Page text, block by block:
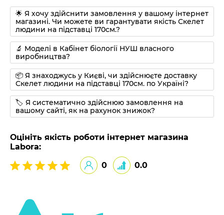
🌟 Я хочу здійснити замовлення у вашому інтернет
магазині. Чи можете ви гарантувати якість Скелет
людини на підставці 170см.?
🔬 Моделі в Кабінет біології НУШ власного
виробництва?
📦 Я знаходжусь у Києві, чи здійснюєте доставку
Скелет людини на підставці 170см. по Україні?
🏷 Я систематично здійснюю замовлення на
вашому сайті, як на рахунок знижок?
Оцініть якість роботи інтернет магазина
Labora:
0
0.0